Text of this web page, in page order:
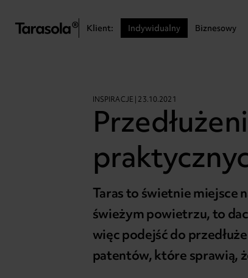
Klient: Indywidualny Biznesowy
INSPIRACJE | 23.10.2021
Taras to świetnie miejsce
świeżym powietrzu, to
więc podejść do
patentów, które sprawią,